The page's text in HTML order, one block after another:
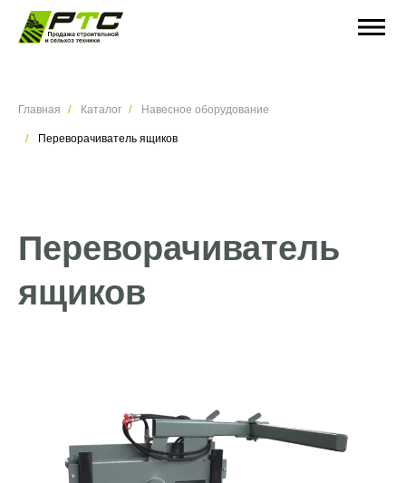
Главная Каталог Навесное оборудование
Переворачиватель ящиков
Переворачиватель
ящиков